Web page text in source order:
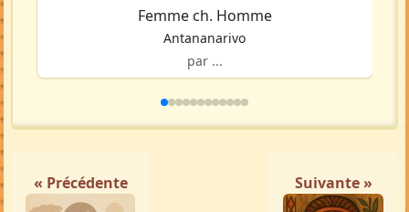
Femme ch. Homme
Antananarivo
par ...
« Précédente Suivante »